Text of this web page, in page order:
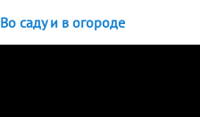
Во саду и в огороде